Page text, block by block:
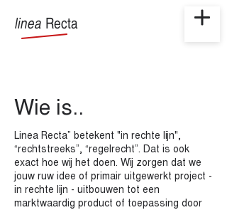
linea Recta
Wie is..
Linea Recta” betekent "in rechte lijn",
“rechtstreeks”, “regelrecht”. Dat is ook
exact hoe wij het doen. Wij zorgen dat we
jouw ruw idee of primair uitgewerkt project -
in rechte lijn - uitbouwen tot een
marktwaardig product of toepassing door